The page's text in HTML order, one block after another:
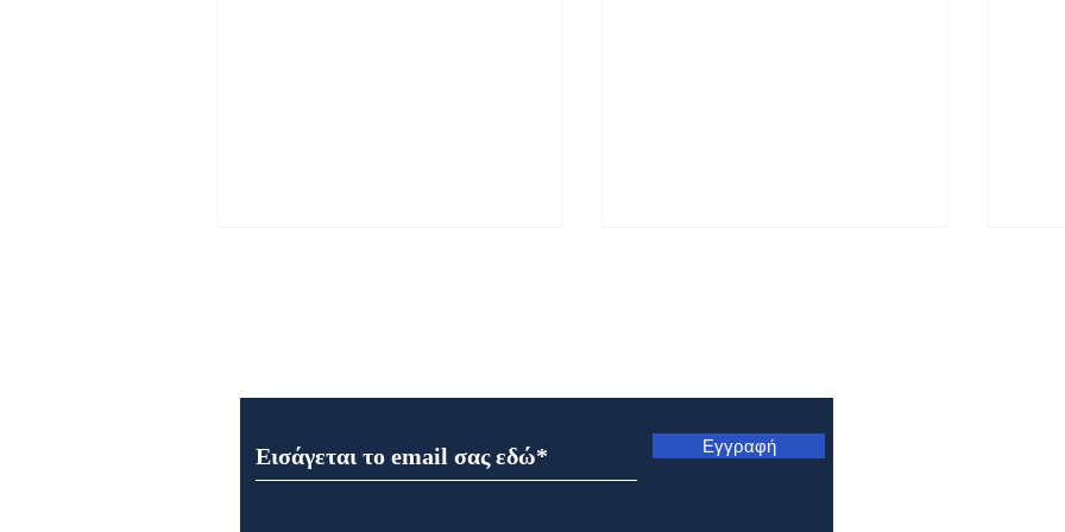
Μητρόπολη Μαντινείας και
Κυνουρίας: Η εορτή της
Μητρόπολη Μαντινείας και
Κυνουρίας: Το πρώτο
Εγγραφή